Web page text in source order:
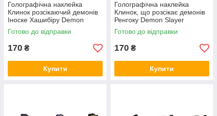
Голографічна наклейка
Клинок розсікаючий демонів
Іноске Хашибіру Demon
Slayer Inosuke Hashibira
110x135 мм
Готово до відправки
170 ₴
Купити
Голографічна наклейка
Клинок, що розсікає демонів
Ренгоку Demon Slayer
Rengoku
Готово до відправки
170 ₴
Купити